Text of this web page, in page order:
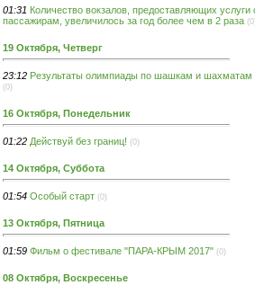
01:31 Количество вокзалов, предоставляющих
пассажирам, увеличилось за год более чем в 2 раза
19 Октября, Четверг
23:12 Результаты олимпиады по шашкам и шахматам
(0)
16 Октября, Понедельник
01:22 Действуй без границ! (0)
14 Октября, Суббота
01:54 Особый старт (0)
13 Октября, Пятница
01:59 Фильм о фестивале "ПАРА-КРЫМ 2017" (0)
08 Октября, Воскресенье